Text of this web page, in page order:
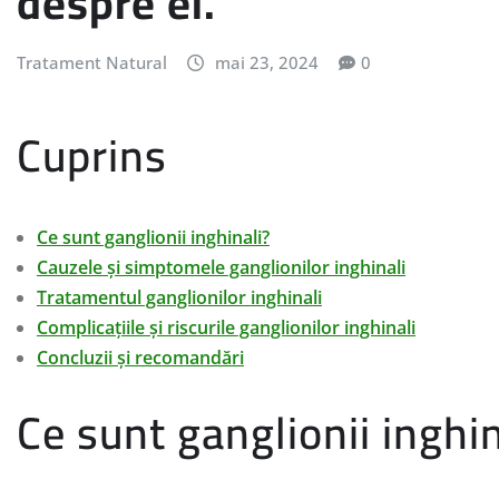
Tratament Natural mai 23, 2024 0
Cuprins
Ce sunt ganglionii inghinali?
Cauzele și simptomele ganglionilor inghinali
Tratamentul ganglionilor inghinali
Complicațiile și riscurile ganglionilor inghinali
Concluzii și recomandări
Ce sunt ganglionii